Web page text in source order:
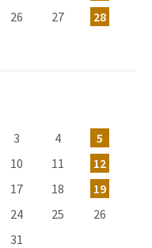
26 27
28
3 4
5
10 11
12
17 18
19
24 25
26
31